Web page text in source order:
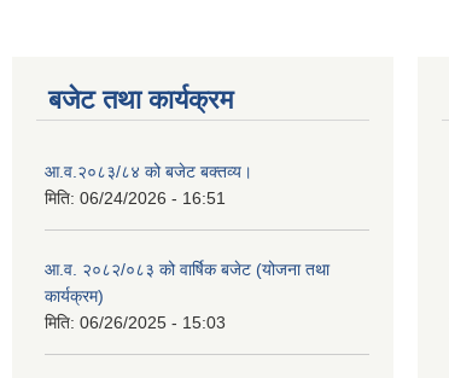
बजेट तथा कार्यक्रम
आ.व.२०८३/८४ को बजेट बक्तव्य।
मिति: 06/24/2026 - 16:51
आ.व. २०८२/०८३ को वार्षिक बजेट (योजना तथा
कार्यक्रम)
मिति: 06/26/2025 - 15:03